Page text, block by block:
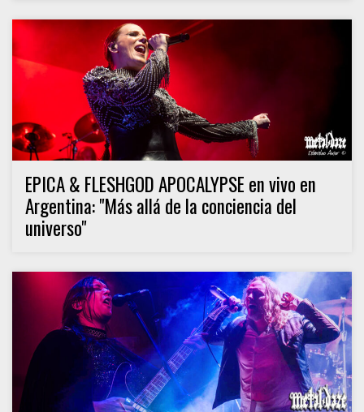
EPICA & FLESHGOD APOCALYPSE en vivo en
Argentina: "Más allá de la conciencia del
universo"